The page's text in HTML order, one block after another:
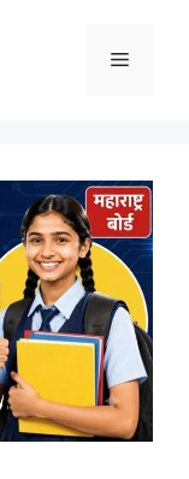
Menu